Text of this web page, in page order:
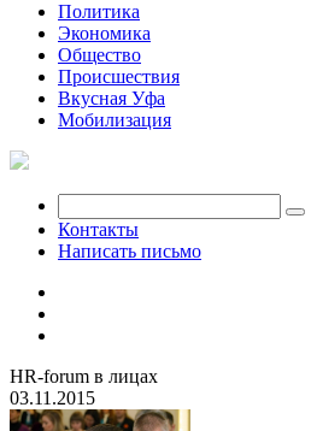
Политика
Экономика
Общество
Происшествия
Вкусная Уфа
Мобилизация
Контакты
Написать письмо
HR-forum в лицах
03.11.2015